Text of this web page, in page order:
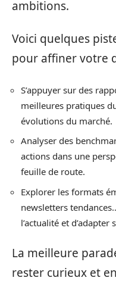
ambitions.
Voici quelques
pour affiner votre
S’appuyer sur des
meilleures pratiques
évolutions du marché.
Analyser des
actions dans une
feuille de route.
Explorer les formats
newsletters
l’actualité et
La meilleure
rester curieux et